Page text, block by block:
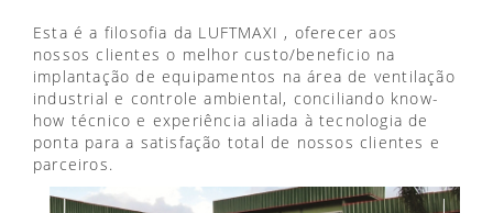
Esta é a filosofia da LUFTMAXI , oferecer aos
nossos clientes o melhor custo/beneficio na
implantação de equipamentos na área de ventilação
industrial e controle ambiental, conciliando know-
how técnico e experiência aliada à tecnologia de
ponta para a satisfação total de nossos clientes e
parceiros.